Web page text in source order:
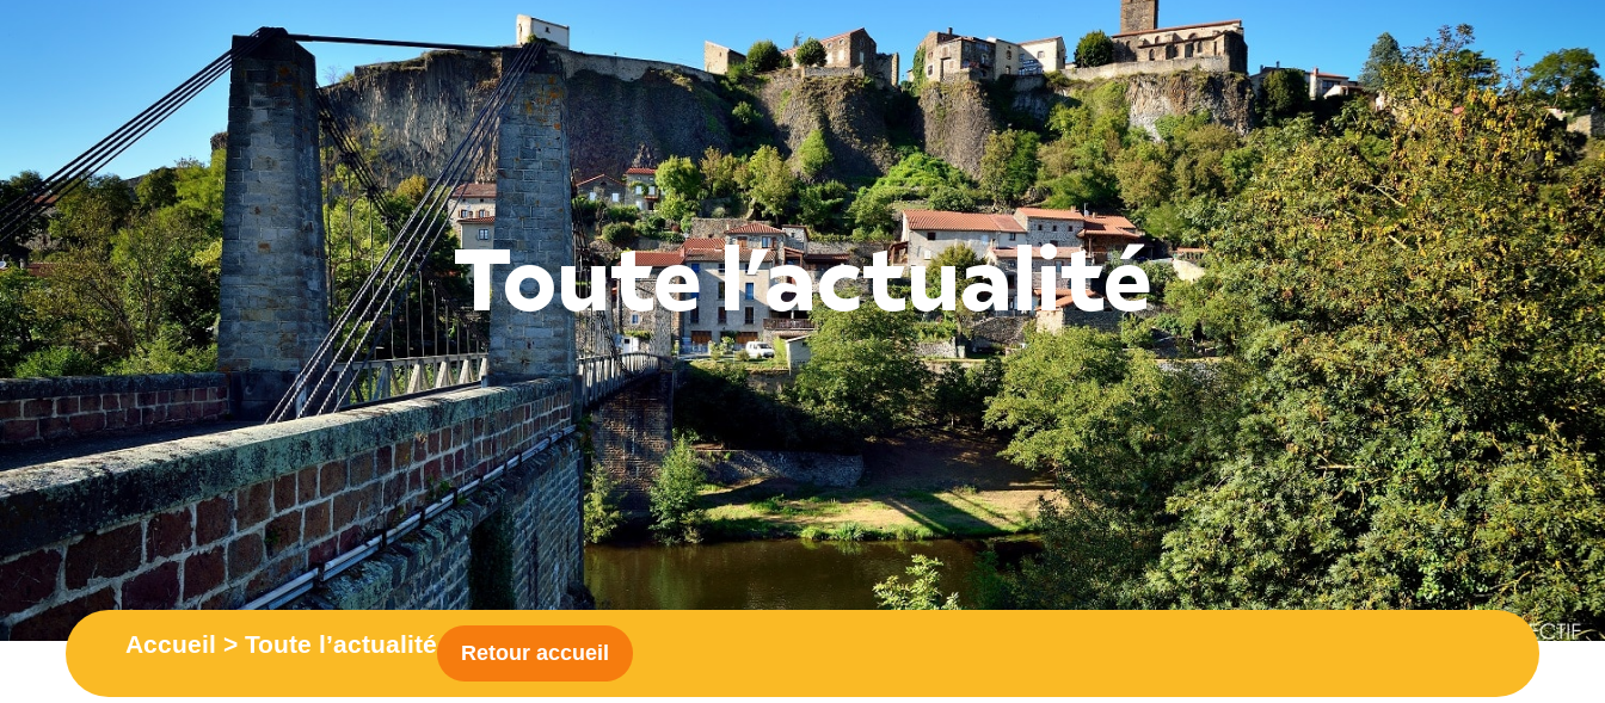
04 71 77 41 71
Nous contacter
Rechercher ...
LE VILLAGE LA MUNICIPALITÉ VIE PRATIQUE ÉCONOMIE /TOURISME
Toute l’actualité
Accueil > Toute l’actualité Retour accueil